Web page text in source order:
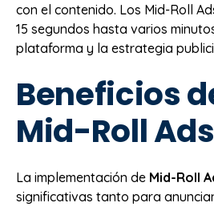
con el contenido. Los Mid-Roll
15 segundos hasta varios
plataforma y la estrategia
Beneficios
Mid-Roll Ads
La implementación de Mid-Roll
significativas tanto para